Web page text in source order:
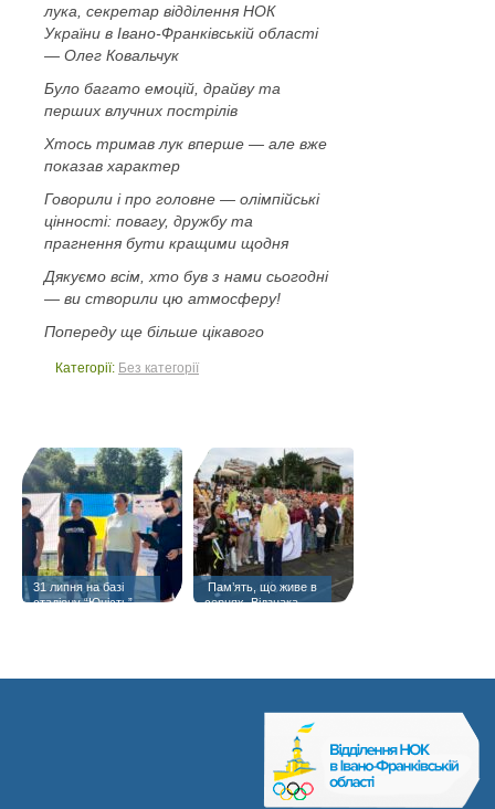
лука, секретар відділення НОК
України в Івано-Франківській області
— Олег Ковальчук
Було багато емоцій, драйву та
перших влучних пострілів
Хтось тримав лук вперше — але вже
показав характер
Говорили і про головне — олімпійські
цінності: повагу, дружбу та
прагнення бути кращими щодня
Дякуємо всім, хто був з нами сьогодні
— ви створили цю атмосферу!
Попереду ще більше цікавого
Категорії: Без категорії
31 липня на базі
стадіону “Юність”
️ Пам’ять, що живе в
серцях. Відзнака